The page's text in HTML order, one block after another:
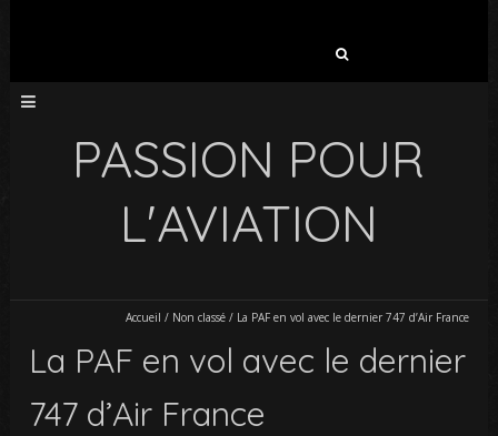
PASSION POUR
L'AVIATION
Accueil / Non classé/ La PAF en vol avec le dernier 747 d’Air France
La PAF en vol avec le dernier
747 d’Air France